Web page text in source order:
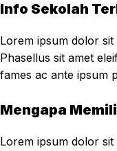
Info Sekolah
Lorem ipsum dolor
Phasellus sit amet
fames ac ante ipsum
Mengapa
Lorem ipsum dolor